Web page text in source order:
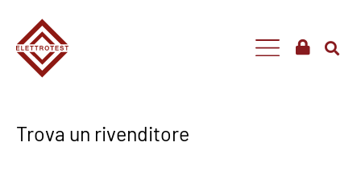
Trova un rivenditore